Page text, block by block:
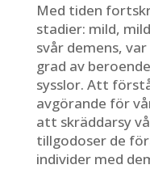
Med tiden
stadier: mild,
svår demens,
grad av
sysslor. Att
avgörande för
att skräddarsy
tillgodoser de
individer med